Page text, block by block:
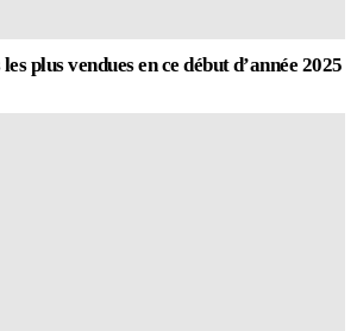
plus vendues en ce début d’année 2025